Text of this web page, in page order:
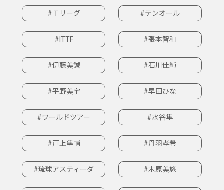
#Ｔリーグ #テンオール
#ITTF #張本智和
#伊藤美誠 #石川佳純
#平野美宇 #早田ひな
#ワールドツアー #水谷隼
#戸上隼輔 #丹羽孝希
#琉球アスティーダ #木原美悠